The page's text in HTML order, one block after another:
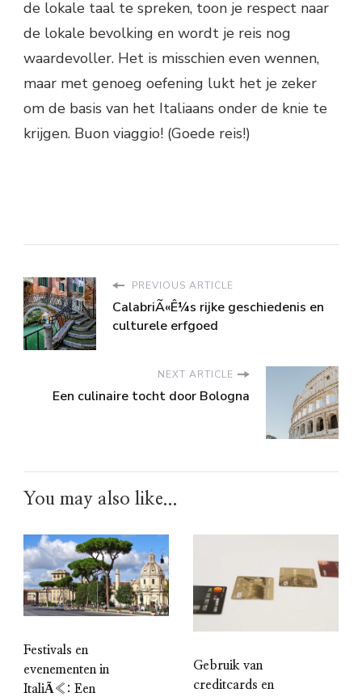
de lokale taal te spreken, toon je respect naar
de lokale bevolking en wordt je reis nog
waardevoller. Het is misschien even wennen,
maar met genoeg oefening lukt het je zeker
om de basis van het Italiaans onder de knie te
krijgen. Buon viaggio! (Goede reis!)
PREVIOUS ARTICLE
CalabriÃ«Ê¼s rijke geschiedenis en
culturele erfgoed
NEXT ARTICLE
Een culinaire tocht door Bologna
You may also like...
Festivals en
evenementen in
ItaliÃ«: Een
Gebruik van
creditcards en